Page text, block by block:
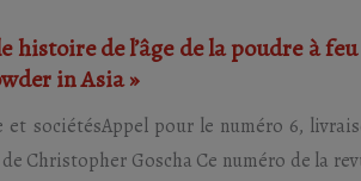
de l’âge de la poudre à
in Asia »
sociétésAppel pour le numéro 6,
Christopher Goscha Ce numéro de la